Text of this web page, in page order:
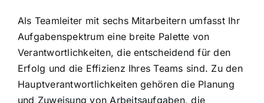
Als Teamleiter mit sechs Mitarbeitern umfasst Ihr
Aufgabenspektrum eine breite Palette von
Verantwortlichkeiten, die entscheidend für den
Erfolg und die Effizienz Ihres Teams sind. Zu den
Hauptverantwortlichkeiten gehören die Planung
und Zuweisung von Arbeitsaufgaben, die